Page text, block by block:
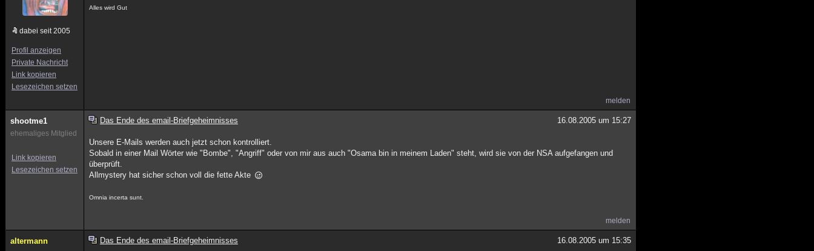
dabei seit 2005
Profil anzeigen
Private Nachricht
Link kopieren
Lesezeichen setzen
Alles wird Gut
melden
shootme1
ehemaliges Mitglied
Link kopieren
Lesezeichen setzen
Das Ende des email-Briefgeheimnisses 16.08.2005 um 15:27
Unsere E-Mails werden auch jetzt schon kontrolliert.
Sobald in einer Mail Wörter wie "Bombe", "Angriff" oder von mir aus auch "Osama bin in meinem Laden" steht, wird sie von der NSA aufgefangen und
überprüft.
Allmystery hat sicher schon voll die fette Akte
Omnia incerta sunt.
melden
altermann Das Ende des email-Briefgeheimnisses 16.08.2005 um 15:35